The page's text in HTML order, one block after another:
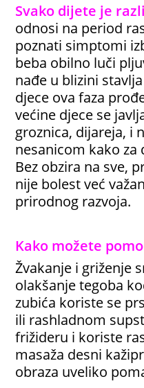
Svako dijete je
odnosi na period
poznati simptomi
beba obilno luči
nađe u blizini
djece ova faza
većine djece se
groznica, dijareja, i
nesanicom kako za
Bez obzira na sve,
nije bolest već
prirodnog razvoja.
Kako možete
Žvakanje i griženje
olakšanje tegoba
zubića koriste se
ili rashladnom
frižideru i koriste
masaža desni
obraza uveliko